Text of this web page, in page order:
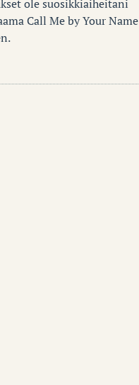
ole suosikkiaiheitani
Call Me by Your Name